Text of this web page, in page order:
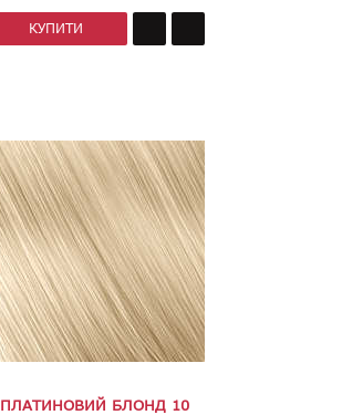
КУПИТИ
ПЛАТИНОВИЙ БЛОНД 10